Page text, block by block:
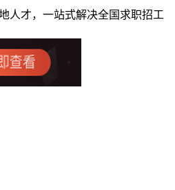
人才，一站式解决全国求职招工